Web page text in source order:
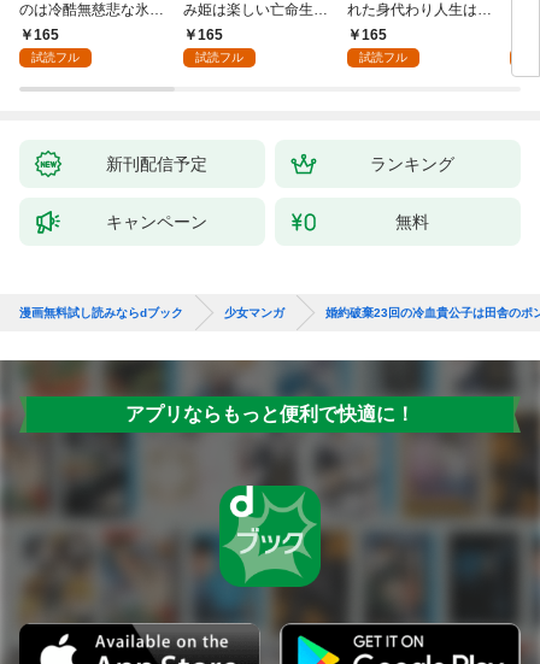
のは冷酷無慈悲な氷の
王子の愛でした１
165
試読フル
み姫は楽しい亡命生活
はじめます！１
165
試読フル
れた身代わり人生は、
今日でやめることにし
ます～辺境で自由を満
165
試読フル
新刊配信予定 ランキング
キャンペーン 無料
漫画無料試し読みならdブック 少女マンガ 婚約破棄23回の冷血貴公子は田舎のポ
アプリならもっと便利で快適に！